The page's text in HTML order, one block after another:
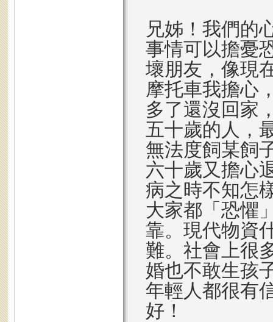
兄姊！我們的
事情可以擔憂
壞朋友，像現
摩托車我擔心
多了還沒回家
五十歲的人，
無法度飼某飼
六十歲又擔心
病之時不知怎
大家都「恐懼
靠。現代物資
難。社會上很
婚也不敢生孩
年輕人都很有
好！